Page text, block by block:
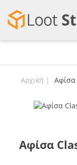
Αρχική Αφίσα
Αφίσα